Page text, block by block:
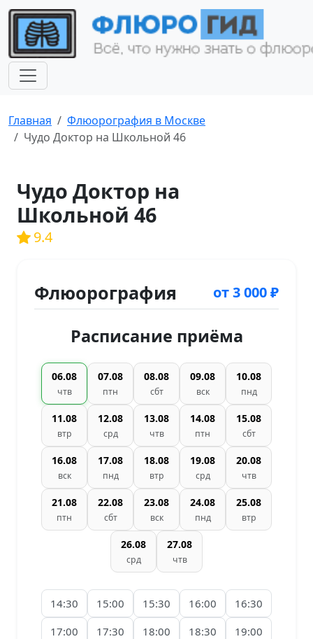
Главная
Флюорография в Москве
Чудо Доктор на Школьной 46
Чудо Доктор на
Школьной 46
9.4
Флюорография от 3 000 ₽
Расписание приёма
06.08
чтв
07.08
птн
08.08
сбт
09.08
вск
10.08
пнд
11.08
втр
12.08
срд
13.08
чтв
14.08
птн
15.08
сбт
16.08
вск
17.08
пнд
18.08
втр
19.08
срд
20.08
чтв
21.08
птн
22.08
сбт
23.08
вск
24.08
пнд
25.08
втр
26.08
срд
27.08
чтв
14:30 15:00 15:30 16:00
16:30
17:00
17:30 18:00 18:30
19:00